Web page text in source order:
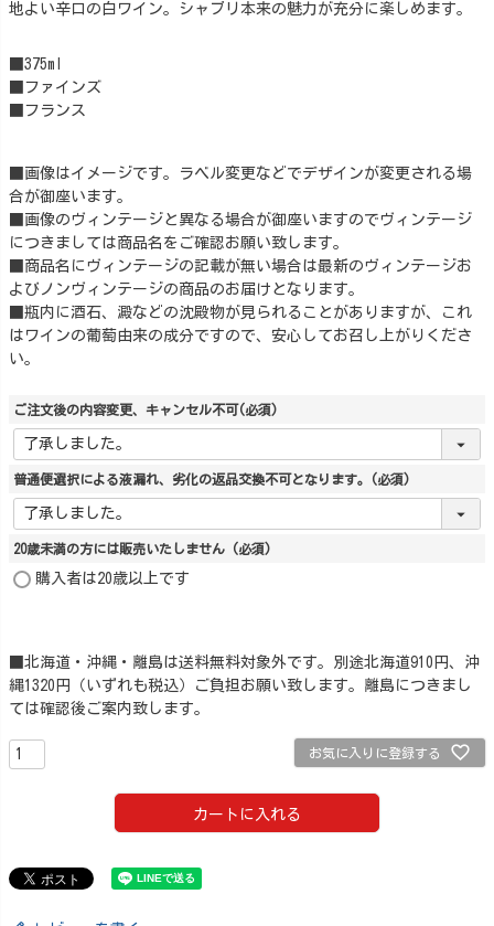
地よい辛口の白ワイン。シャブリ本来の魅力が充分に楽しめます。
■375ml
■ファインズ
■フランス
■画像はイメージです。ラベル変更などでデザインが変更される場
合が御座います。
■画像のヴィンテージと異なる場合が御座いますのでヴィンテージ
につきましては商品名をご確認お願い致します。
■商品名にヴィンテージの記載が無い場合は最新のヴィンテージお
よびノンヴィンテージの商品のお届けとなります。
■瓶内に酒石、澱などの沈殿物が見られることがありますが、これ
はワインの葡萄由来の成分ですので、安心してお召し上がりくださ
い。
ご注文後の内容変更、キャンセル不可(必須)
普通便選択による液漏れ、劣化の返品交換不可となります。 (必須)
20歳未満の方には販売いたしません (必須)
購入者は20歳以上です
■北海道・沖縄・離島は送料無料対象外です。別途北海道910円、沖
縄1320円（いずれも税込）ご負担お願い致します。離島につきまし
ては確認後ご案内致します。
お気に入りに登録する
カートに入れる